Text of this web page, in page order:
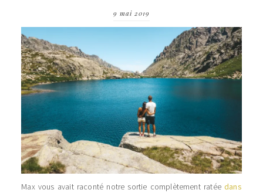
9 mai 2019
Max vous avait raconté notre sortie complètement ratéedans